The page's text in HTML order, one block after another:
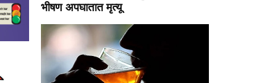
भीषण अपघातात मृत्यू